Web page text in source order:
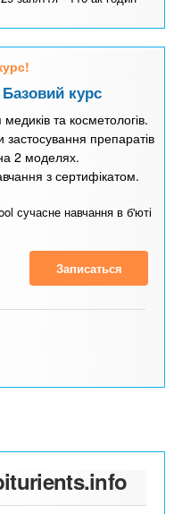
курс
та косметологів.
застосування препаратів
2 моделях.
з сертифікатом.
сучасне навчання в б'юті
Записаться